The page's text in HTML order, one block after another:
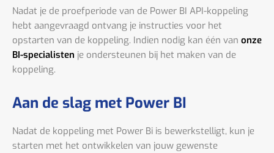
Nadat je de proefperiode van de Power BI API-koppeling
hebt aangevraagd ontvang je instructies voor het
opstarten van de koppeling. Indien nodig kan één van onze
BI-specialisten je ondersteunen bij het maken van de
koppeling.
Aan de slag met Power BI
Nadat de koppeling met Power Bi is bewerkstelligt, kun je
starten met het ontwikkelen van jouw gewenste